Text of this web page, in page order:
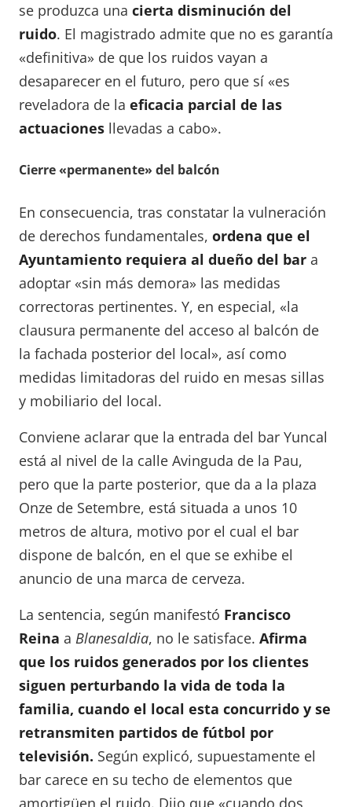
se produzca una cierta disminución del
ruido. El magistrado admite que no es garantía
«definitiva» de que los ruidos vayan a
desaparecer en el futuro, pero que sí «es
reveladora de la eficacia parcial de las
actuaciones llevadas a cabo».
Cierre «permanente» del balcón
En consecuencia, tras constatar la vulneración
de derechos fundamentales, ordena que el
Ayuntamiento requiera al dueño del bar a
adoptar «sin más demora» las medidas
correctoras pertinentes. Y, en especial, «la
clausura permanente del acceso al balcón de
la fachada posterior del local», así como
medidas limitadoras del ruido en mesas sillas
y mobiliario del local.
Conviene aclarar que la entrada del bar Yuncal
está al nivel de la calle Avinguda de la Pau,
pero que la parte posterior, que da a la plaza
Onze de Setembre, está situada a unos 10
metros de altura, motivo por el cual el bar
dispone de balcón, en el que se exhibe el
anuncio de una marca de cerveza.
La sentencia, según manifestó Francisco
Reina a Blanesaldia, no le satisface. Afirma
que los ruidos generados por los clientes
siguen perturbando la vida de toda la
familia, cuando el local esta concurrido y se
retransmiten partidos de fútbol por
televisión. Según explicó, supuestamente el
bar carece en su techo de elementos que
amortigüen el ruido. Dijo que «cuando dos